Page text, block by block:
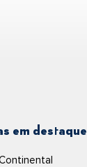
em destaque